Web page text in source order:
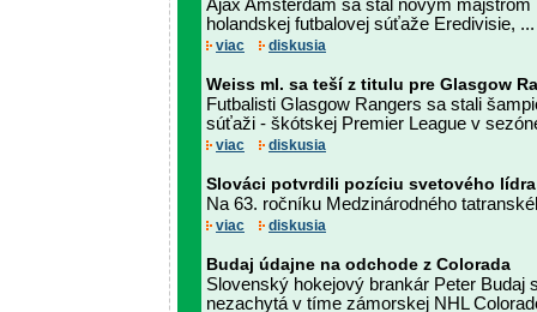
Ajax Amsterdam sa stal novým majstrom
holandskej futbalovej súťaže Eredivisie, ...
viac diskusia
Weiss ml. sa teší z titulu pre Glasgow
Futbalisti Glasgow Rangers sa stali
súťaži - škótskej Premier League v
viac diskusia
Slováci potvrdili pozíciu svetového
Na 63. ročníku Medzinárodného
viac diskusia
Budaj údajne na odchode z Colorada
Slovenský hokejový brankár Peter Budaj
nezachytá v tíme zámorskej NHL